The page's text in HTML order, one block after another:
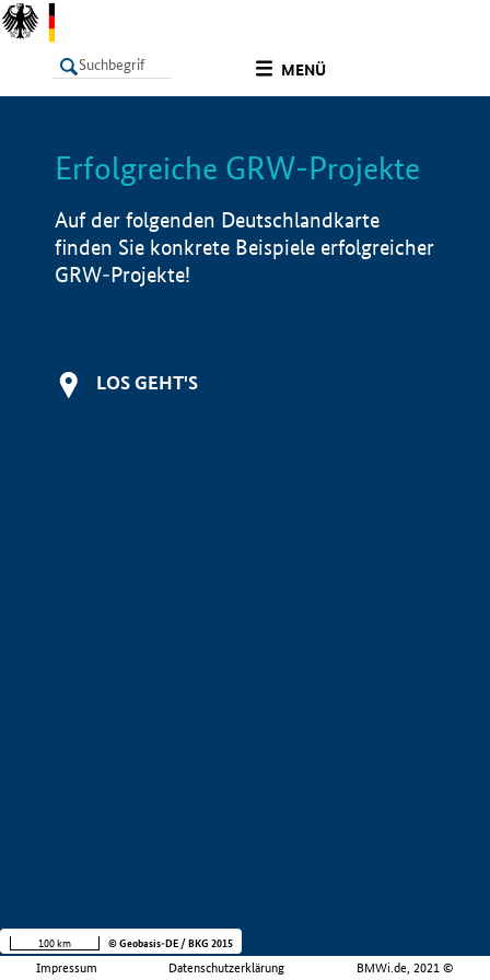
MENÜ
LISTE Info
Erfolgreiche GRW-Projekte
Auf der folgenden Deutschlandkarte
finden Sie konkrete Beispiele erfolgreicher
GRW-Projekte!
LOS GEHT'S
Impressum Datenschutzerklärung BMWi.de, 2021 ©
100 km © Geobasis-DE / BKG 2015